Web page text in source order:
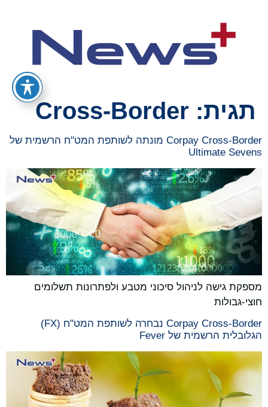
תגית: Cross-Border
Corpay Cross-Border מונתה לשותפת המט"ח הרשמית של
Ultimate Sevens
מספקת גישה לניהול סיכוני מטבע ולפתרונות תשלומים
חוצי-גבולות
Corpay Cross-Border נבחרה לשותפת המט"ח (FX)
הגלובלית הרשמית של Fever